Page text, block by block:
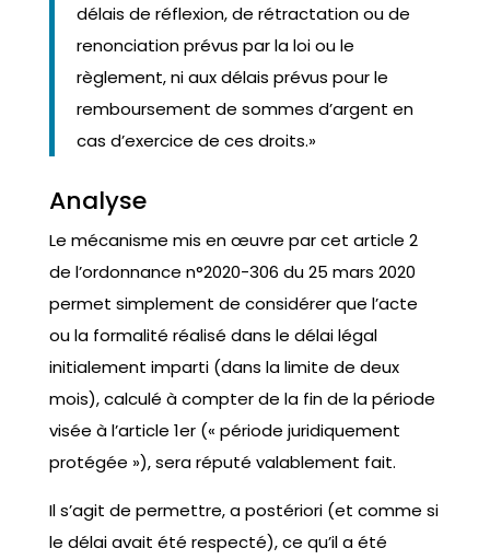
délais de réflexion, de rétractation ou de
renonciation prévus par la loi ou le
règlement, ni aux délais prévus pour le
remboursement de sommes d’argent en
cas d’exercice de ces droits.»
Analyse
Le mécanisme mis en œuvre par cet article 2
de l’ordonnance n°2020-306 du 25 mars 2020
permet simplement de considérer que l’acte
ou la formalité réalisé dans le délai légal
initialement imparti (dans la limite de deux
mois), calculé à compter de la fin de la période
visée à l’article 1er (« période juridiquement
protégée »), sera réputé valablement fait.
Il s’agit de permettre, a postériori (et comme si
le délai avait été respecté), ce qu’il a été